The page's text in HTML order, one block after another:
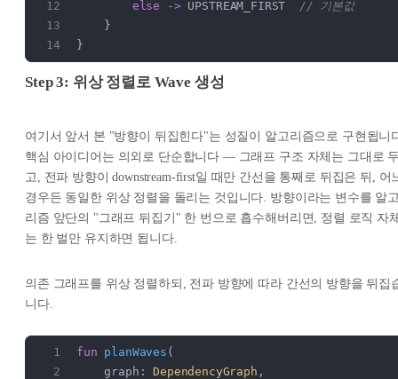
        else
-> UPSTREAM_FIRST // 기본값
    }
}
Step 3: 위상 정렬로 Wave 생성
여기서 앞서 본 "방향이 뒤집힌다"는 성질이 알고리즘으로 구현됩니
핵심 아이디어는 의외로 단순합니다 — 그래프 구조 자체는 그대로
고, 전파 방향이 downstream-first일 때만 간선을 통째로 뒤집은 뒤, 어
경우든 동일한 위상 정렬을 돌리는 것입니다. 방향이라는 변수를 알
리즘 앞단의 "그래프 뒤집기" 한 번으로 흡수해버리면, 정렬 로직 자
는 한 벌만 유지하면 됩니다.
의존 그래프를 위상 정렬하되, 전파 방향에 따라 간선의 방향을 뒤집
니다.
fun planWaves (
    graph:
DependencyGraph ,